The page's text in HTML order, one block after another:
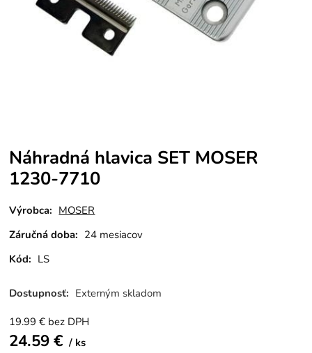
Náhradná hlavica SET MOSER
1230-7710
Výrobca: MOSER
Záručná doba: 24 mesiacov
Kód: LS
Dostupnosť: Externým skladom
19.99 € bez DPH
24.59€ ks